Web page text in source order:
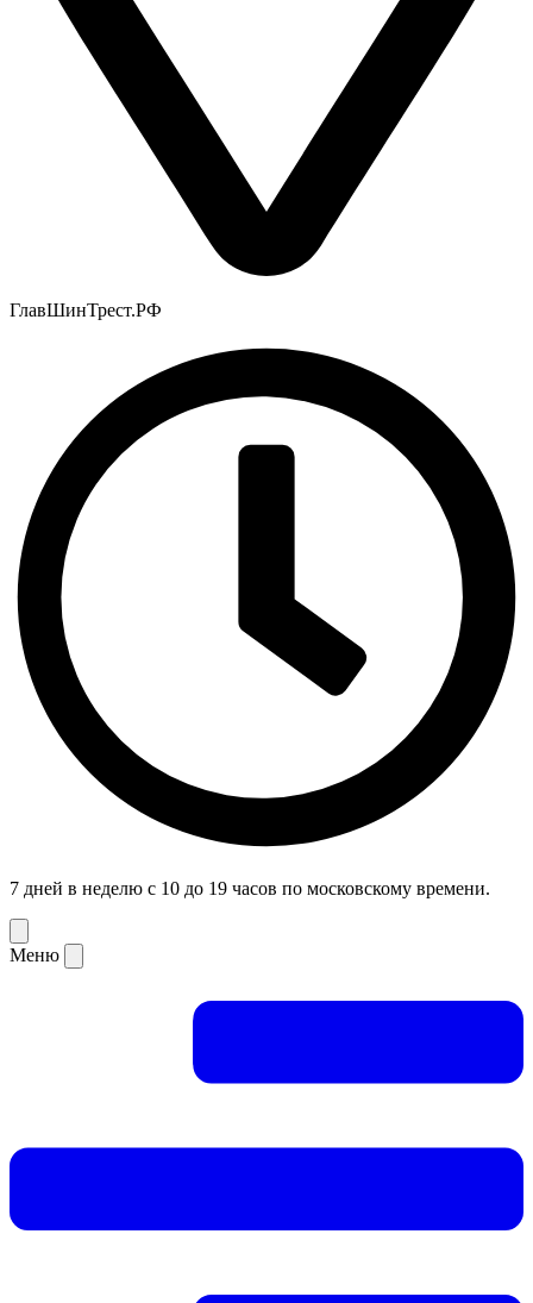
ГлавШинТрест.РФ
7 дней в неделю с 10 до 19 часов по московскому времени.
Меню